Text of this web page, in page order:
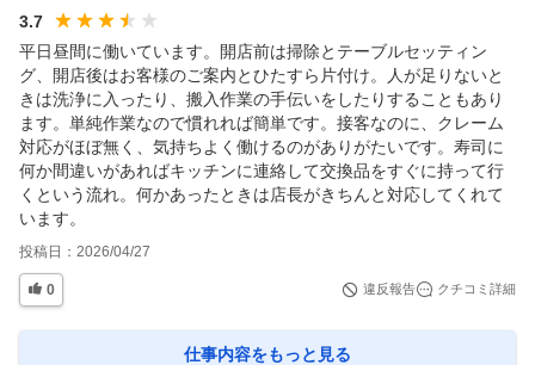
3.7
平日昼間に働いています。開店前は掃除とテーブルセッティン
グ、開店後はお客様のご案内とひたすら片付け。人が足りないと
きは洗浄に入ったり、搬入作業の手伝いをしたりすることもあり
ます。単純作業なので慣れれば簡単です。接客なのに、クレーム
対応がほぼ無く、気持ちよく働けるのがありがたいです。寿司に
何か間違いがあればキッチンに連絡して交換品をすぐに持って行
くという流れ。何かあったときは店長がきちんと対応してくれて
います。
投稿日： 2026/04/27
0 違反報告 クチコミ詳細
仕事内容をもっと見る